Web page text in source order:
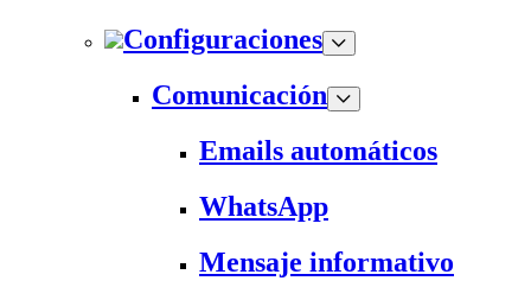
Configuraciones
Comunicación
Emails automáticos
WhatsApp
Mensaje informativo